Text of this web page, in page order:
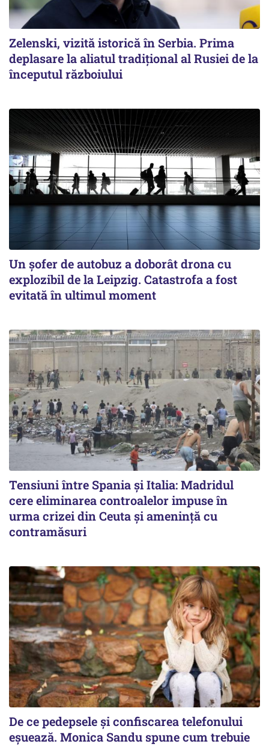
Zelenski, vizită istorică în Serbia. Prima
deplasare la aliatul tradițional al Rusiei de la
începutul războiului
Un șofer de autobuz a doborât drona cu
explozibil de la Leipzig. Catastrofa a fost
evitată în ultimul moment
Tensiuni între Spania și Italia: Madridul
cere eliminarea controalelor impuse în
urma crizei din Ceuta și amenință cu
contramăsuri
De ce pedepsele și confiscarea telefonului
eșuează. Monica Sandu spune cum trebuie